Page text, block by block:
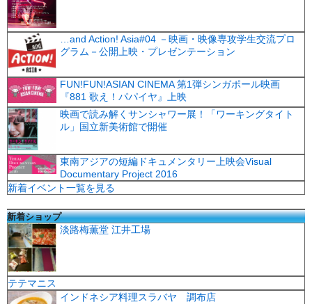
…and Action! Asia#04 －映画・映像専攻学生交流プロ
グラム－公開上映・プレゼンテーション
FUN!FUN!ASIAN CINEMA 第1弾シンガポール映画
『881 歌え！パパイヤ』上映
映画で読み解くサンシャワー展！「ワーキングタイト
ル」国立新美術館で開催
東南アジアの短編ドキュメンタリー上映会Visual
Documentary Project 2016
新着イベント一覧を見る
新着ショップ
淡路梅薫堂 江井工場
テテマニス
インドネシア料理スラバヤ 調布店